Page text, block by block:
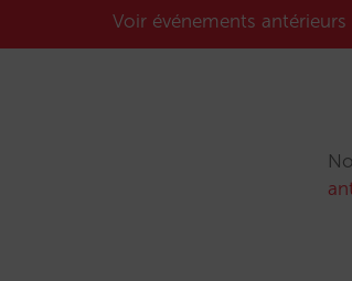
Voir événements antérieurs